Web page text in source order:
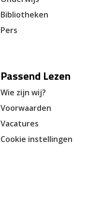
Bibliotheken
Pers
Passend Lezen
Wie zijn wij?
Voorwaarden
Vacatures
Cookie instellingen